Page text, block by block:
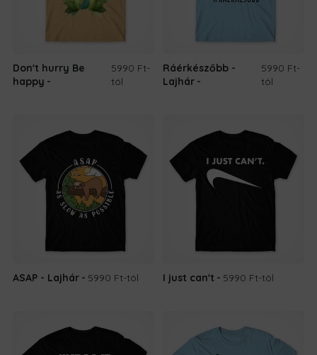
Don't hurry Be
happy
5990 Ft-
tól
Ráérkészőbb -
Lajhár
5990 Ft-
tól
ASAP - Lajhár 5990 Ft-tól I just can't 5990 Ft-tól